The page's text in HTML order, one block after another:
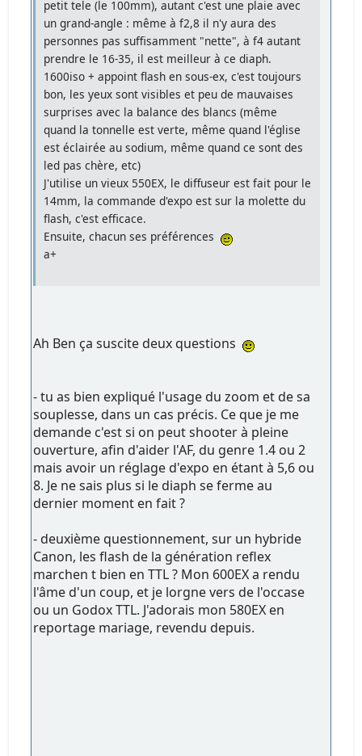
petit tele (le 100mm), autant c'est une plaie avec
un grand-angle : même à f2,8 il n'y aura des
personnes pas suffisamment "nette", à f4 autant
prendre le 16-35, il est meilleur à ce diaph.
1600iso + appoint flash en sous-ex, c'est toujours
bon, les yeux sont visibles et peu de mauvaises
surprises avec la balance des blancs (même
quand la tonnelle est verte, même quand l'église
est éclairée au sodium, même quand ce sont des
led pas chère, etc)
J'utilise un vieux 550EX, le diffuseur est fait pour le
14mm, la commande d'expo est sur la molette du
flash, c'est efficace.
Ensuite, chacun ses préférences
a+
Ah Ben ça suscite deux questions
- tu as bien expliqué l'usage du zoom et de sa
souplesse, dans un cas précis. Ce que je me
demande c'est si on peut shooter à pleine
ouverture, afin d'aider l'AF, du genre 1.4 ou 2
mais avoir un réglage d'expo en étant à 5,6 ou
8. Je ne sais plus si le diaph se ferme au
dernier moment en fait ?
- deuxième questionnement, sur un hybride
Canon, les flash de la génération reflex
marchen t bien en TTL ? Mon 600EX a rendu
l'âme d'un coup, et je lorgne vers de l'occase
ou un Godox TTL. J'adorais mon 580EX en
reportage mariage, revendu depuis.